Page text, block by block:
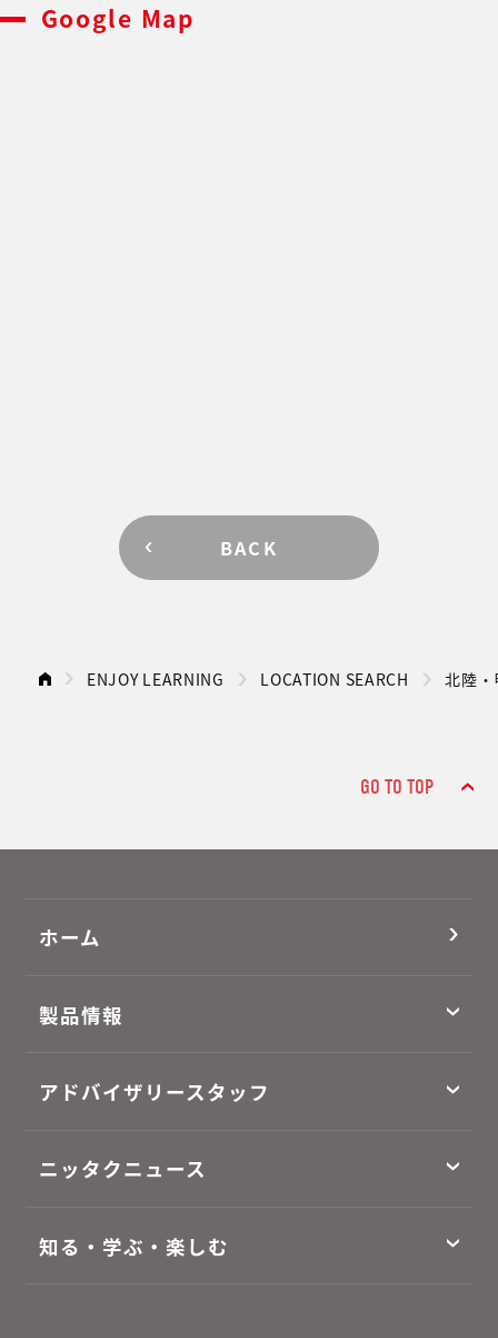
Google Map
BACK
ENJOY LEARNING LOCATION SEARCH 北陸
GO TO TOP
ホーム
製品情報
アドバイザリースタッフ
ニッタクニュース
知る・学ぶ・楽しむ